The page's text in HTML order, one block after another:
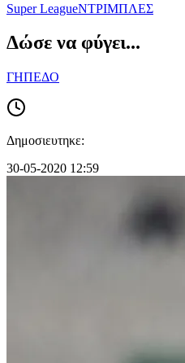
Super LeagueΝΤΡΙΜΠΛΕΣ
Δώσε να φύγει...
ΓΗΠΕΔΟ
Δημοσιευτηκε:
30-05-2020 12:59